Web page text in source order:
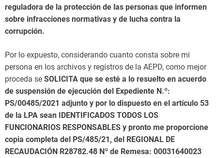
reguladora de la protección de las personas que informen
sobre infracciones normativas y de lucha contra la
corrupción.
Por lo expuesto, considerando cuanto consta sobre mi
persona en los archivos y registros de la AEPD, como mejor
proceda se SOLICITA que se esté a lo resuelto en acuerdo
de suspensión de ejecución del Expediente N.º:
PS/00485/2021 adjunto y por lo dispuesto en el artículo 53
de la LPA sean IDENTIFICADOS TODOS LOS
FUNCIONARIOS RESPONSABLES y pronto me proporcione
copia completa del PS/485/21, del REGIONAL DE
RECAUDACIÓN R28782.48 Nº de Remesa: 00031640023